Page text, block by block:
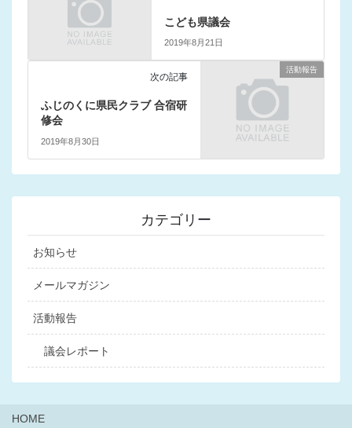
こども県議会
2019年8月21日
活動報告
次の記事
ふじのくに県民クラブ 合宿研
修会
2019年8月30日
カテゴリー
お知らせ
メールマガジン
活動報告
議会レポート
HOME